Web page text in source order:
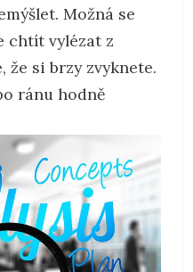
Možná se
chtít vylézat z
že si brzy zvyknete.
ránu hodně